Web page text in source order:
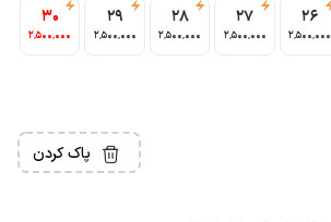
26
2٬500٬000
27
2٬500٬000
28
2٬500٬000
29
2٬500٬000
30
2٬500٬000
پاک کردن